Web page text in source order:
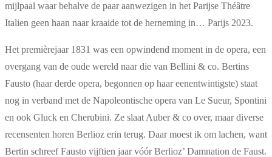
mijlpaal waar behalve de paar aanwezigen in het Parijse Théâtre
Italien geen haan naar kraaide tot de herneming in… Parijs 2023.
Het premièrejaar 1831 was een opwindend moment in de opera, een
overgang van de oude wereld naar die van Bellini & co. Bertins
Fausto (haar derde opera, begonnen op haar eenentwintigste) staat
nog in verband met de Napoleontische opera van Le Sueur, Spontini
en ook Gluck en Cherubini. Ze slaat Auber & co over, maar diverse
recensenten horen Berlioz erin terug. Daar moest ik om lachen, want
Bertin schreef Fausto vijftien jaar vóór Berlioz’ Damnation de Faust.